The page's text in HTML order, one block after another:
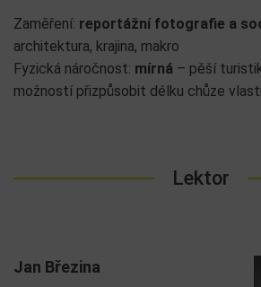
Zaměření: reportážní fotografie a
architektura, krajina, makro
Fyzická náročnost: mírná – pěší
možností přizpůsobit délku chůze
Lektor
Jan Březina